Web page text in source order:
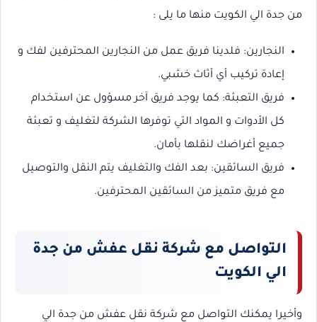
من جدة الي الكويت منها ما يلى :
النجارين: فلدينا فريق عمل من النجارين المحترفين لفك و
إعادة تركيب أي أثاث خشبي.
فريق التعبئة: كما يوجد فريق آخر مسؤول عن استخدام
كل الأدوات و المواد التي توفرها الشركة لتغليف و تعبئة
جميع أغراضك لنقلها بأمان.
فريق السائقين: بعد الفك والتغليف يتم النقل والتوصيل
مع فريق متميز من السائقين المحترفين.
التواصل مع شركة نقل عفش من جدة
الي الكويت
وأخيرا يمكنك التواصل مع شركة نقل عفش من جدة الي